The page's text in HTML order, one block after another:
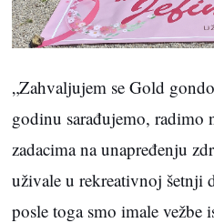
„Zahvaljujem se Gold
godinu sarađujemo, radimo
zadacima na unapređenju
uživale u rekreativnoj šetnji
posle toga smo imale vežbe